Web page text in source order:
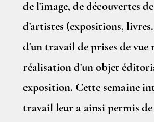
de l'image, de découvertes
d'artistes (expositions,
d'un travail de prises de vue
réalisation d'un objet
exposition. Cette semaine
travail leur a ainsi permis